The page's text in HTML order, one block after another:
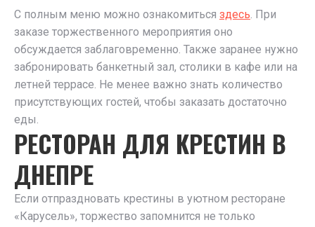
С полным меню можно ознакомиться здесь. При
заказе торжественного мероприятия оно
обсуждается заблаговременно. Также заранее нужно
забронировать банкетный зал, столики в кафе или на
летней террасе. Не менее важно знать количество
присутствующих гостей, чтобы заказать достаточно
еды.
РЕСТОРАН ДЛЯ КРЕСТИН В
ДНЕПРЕ
Если отпраздновать крестины в уютном ресторане
«Карусель», торжество запомнится не только